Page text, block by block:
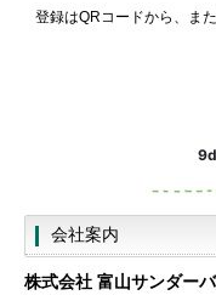
登録はQRコードから、ま
会社案内
株式会社 富山サンダー